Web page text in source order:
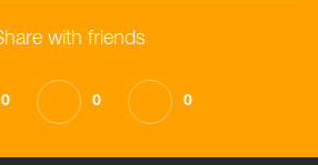
with friends
0 0 0